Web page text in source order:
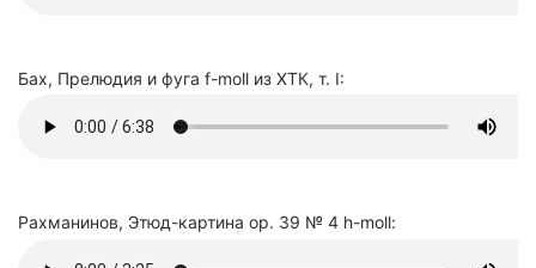
Бах, Прелюдия и фуга f-moll из ХТК, т. I:
Рахманинов, Этюд-картина op. 39 № 4 h-moll: